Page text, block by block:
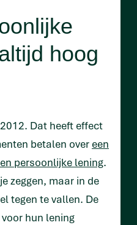
hoog
Dat heeft effect
betalen over een
persoonlijke lening.
zeggen, maar in de
tegen te vallen. De
hun lening